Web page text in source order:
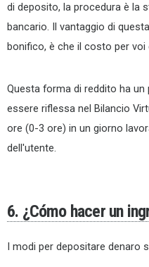
di deposito, la procedura è la
bancario. Il vantaggio di
bonifico, è che il costo per voi
Questa forma di reddito ha
essere riflessa nel Bilancio
ore (0-3 ore) in un giorno
dell'utente.
6. ¿Cómo hacer un
I modi per depositare denaro